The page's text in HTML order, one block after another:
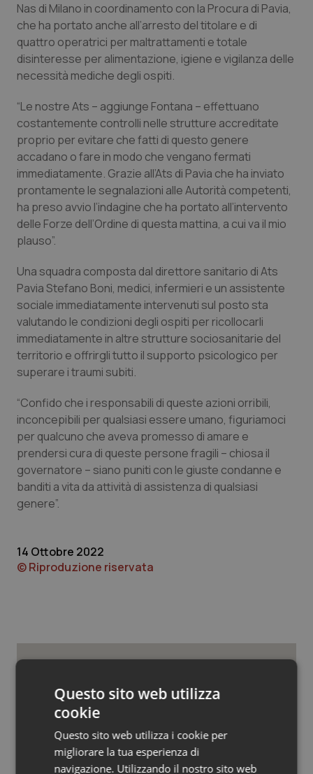
Liguria
Lombardia
Marche
Molise
Piemonte
Provincia Autonoma di Bolzano
Provincia Autonoma di Trento
Puglia
Sardegna
Sicilia
Umbria
Valle D’Aosta
Veneto
Disturbi dell’umore
Dolore
Donna & Salute
Epatiti
HIV
Infezioni & Febbre
Ipertensione & Scompenso
Malattie rare
Malattia di Crohn & Rettocolite Ulcerosa
Neuroscienze & patologie neurodegenerative
Oftalmologia
Oncodermatologia
Oncoematologia
Psoriasi & pelle
Quotidiano Chirurgia
Quotidiano Pediatria
Rene & patologie urogenitali
Nas di Milano in coordinamento con la Procura di Pavia,
che ha portato anche all’arresto del titolare e di
quattro operatrici per maltrattamenti e totale
disinteresse per alimentazione, igiene e vigilanza delle
necessità mediche degli ospiti.
“Le nostre Ats – aggiunge Fontana – effettuano
costantemente controlli nelle strutture accreditate
proprio per evitare che fatti di questo genere
accadano o fare in modo che vengano fermati
immediatamente. Grazie all’Ats di Pavia che ha inviato
prontamente le segnalazioni alle Autorità competenti,
ha preso avvio l’indagine che ha portato all’intervento
delle Forze dell’Ordine di questa mattina, a cui va il mio
plauso”.
Una squadra composta dal direttore sanitario di Ats
Pavia Stefano Boni, medici, infermieri e un assistente
sociale immediatamente intervenuti sul posto sta
valutando le condizioni degli ospiti per ricollocarli
immediatamente in altre strutture sociosanitarie del
territorio e offrirgli tutto il supporto psicologico per
superare i traumi subiti.
“Confido che i responsabili di queste azioni orribili,
inconcepibili per qualsiasi essere umano, figuriamoci
per qualcuno che aveva promesso di amare e
prendersi cura di queste persone fragili – chiosa il
governatore – siano puniti con le giuste condanne e
banditi a vita da attività di assistenza di qualsiasi
genere”.
14 Ottobre 2022
© Riproduzione riservata
Lombardia
Settimana della Scienza dello
Spallanzani: capire la ricerca per
Questo sito web utilizza
cookie
Questo sito web utilizza i cookie per
migliorare la tua esperienza di
navigazione. Utilizzando il nostro sito web